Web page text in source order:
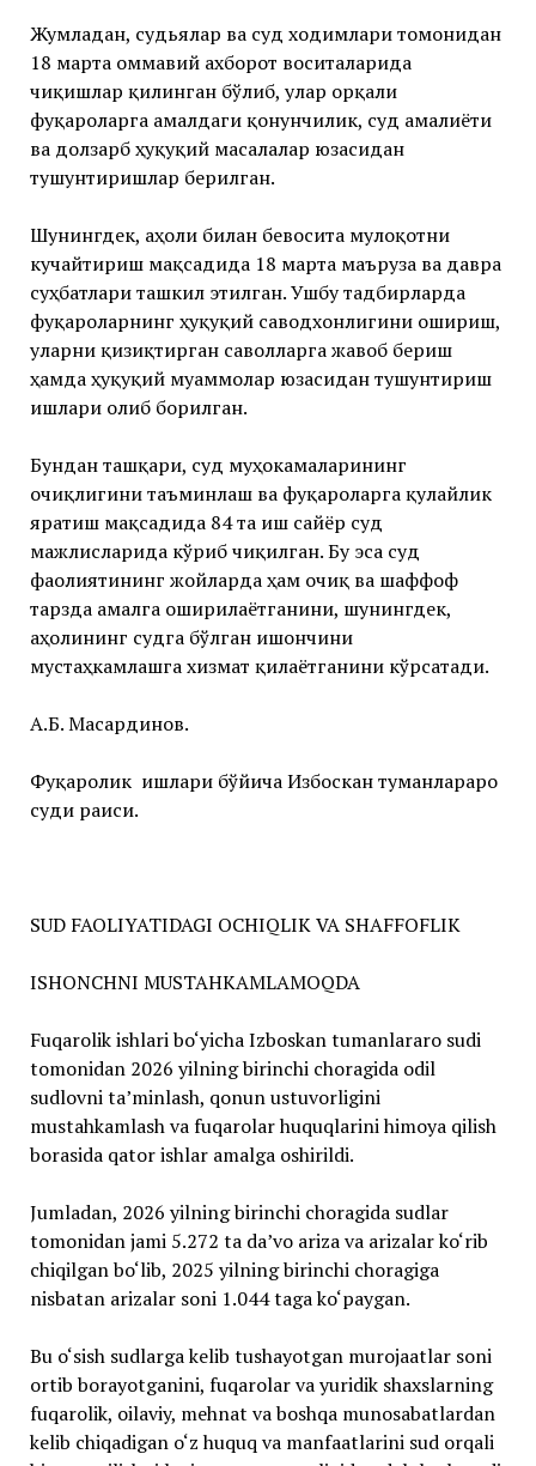
Жумладан, судьялар ва суд ходимлари томонидан
18 марта оммавий ахборот воситаларида
чиқишлар қилинган бўлиб, улар орқали
фуқароларга амалдаги қонунчилик, суд амалиёти
ва долзарб ҳуқуқий масалалар юзасидан
тушунтиришлар берилган.
Шунингдек, аҳоли билан бевосита мулоқотни
кучайтириш мақсадида 18 марта маъруза ва давра
суҳбатлари ташкил этилган. Ушбу тадбирларда
фуқароларнинг ҳуқуқий саводхонлигини ошириш,
уларни қизиқтирган саволларга жавоб бериш
ҳамда ҳуқуқий муаммолар юзасидан тушунтириш
ишлари олиб борилган.
Бундан ташқари, суд муҳокамаларининг
очиқлигини таъминлаш ва фуқароларга қулайлик
яратиш мақсадида 84 та иш сайёр суд
мажлисларида кўриб чиқилган. Бу эса суд
фаолиятининг жойларда ҳам очиқ ва шаффоф
тарзда амалга оширилаётганини, шунингдек,
аҳолининг судга бўлган ишончини
мустаҳкамлашга хизмат қилаётганини кўрсатади.
А.Б. Масардинов.
Фуқаролик ишлари бўйича Избоскан туманлараро
суди раиси.
SUD FAOLIYATIDAGI OCHIQLIK VA SHAFFOFLIK
ISHONCHNI MUSTAHKAMLAMOQDA
Fuqarolik ishlari bo‘yicha Izboskan tumanlararo sudi
tomonidan 2026 yilning birinchi choragida odil
sudlovni taʼminlash, qonun ustuvorligini
mustahkamlash va fuqarolar huquqlarini himoya qilish
borasida qator ishlar amalga oshirildi.
Jumladan, 2026 yilning birinchi choragida sudlar
tomonidan jami 5.272 ta daʼvo ariza va arizalar ko‘rib
chiqilgan bo‘lib, 2025 yilning birinchi choragiga
nisbatan arizalar soni 1.044 taga ko‘paygan.
Bu o‘sish sudlarga kelib tushayotgan murojaatlar soni
ortib borayotganini, fuqarolar va yuridik shaxslarning
fuqarolik, oilaviy, mehnat va boshqa munosabatlardan
kelib chiqadigan o‘z huquq va manfaatlarini sud orqali